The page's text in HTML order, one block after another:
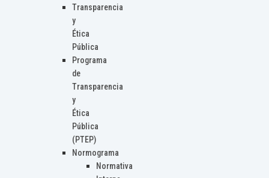
Transparencia
y
Ética
Pública
Programa
de
Transparencia
y
Ética
Pública
(PTEP)
Normograma
Normativa